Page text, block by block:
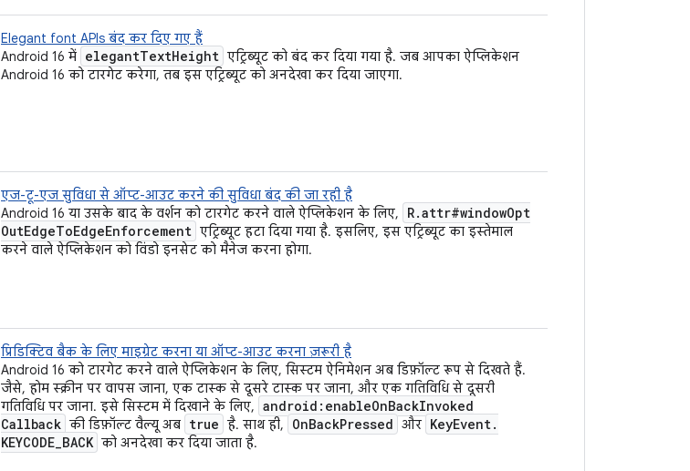
Elegant font APIs बंद कर दिए गए हैं
Android 16 में elegantTextHeight एट्रिब्यूट को बंद कर दिया गया है. जब आपका ऐप्लिकेशन
Android 16 को टारगेट करेगा, तब इस एट्रिब्यूट को अनदेखा कर दिया जाएगा.
एज-टू-एज सुविधा से ऑप्ट-आउट करने की सुविधा बंद की जा रही है
Android 16 या उसके बाद के वर्शन को टारगेट करने वाले ऐप्लिकेशन के लिए,
R.attr#windowOpt
OutEdgeToEdgeEnforcement एट्रिब्यूट हटा दिया गया है. इसलिए, इस एट्रिब्यूट का इस्तेमाल
करने वाले ऐप्लिकेशन को विंडो इनसेट को मैनेज करना होगा.
प्रिडिक्टिव बैक के लिए माइग्रेट करना या ऑप्ट-आउट करना ज़रूरी है
Android 16 को टारगेट करने वाले ऐप्लिकेशन के लिए, सिस्टम ऐनिमेशन अब डिफ़ॉल्ट रूप से दिखते हैं.
जैसे, होम स्क्रीन पर वापस जाना, एक टास्क से दूसरे टास्क पर जाना, और एक गतिविधि से दूसरी
गतिविधि पर जाना. इसे सिस्टम में दिखाने के लिए, android:enableOnBackInvoked
Callback की डिफ़ॉल्ट वैल्यू अब true है. साथ ही, OnBackPressed और KeyEvent.
KEYCODE_BACK को अनदेखा कर दिया जाता है.